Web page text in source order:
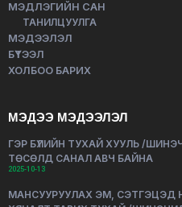
МЭДЛЭГИЙН САН
ТАНИЛЦУУЛГА
МЭДЭЭЛЭЛ
БҮТЭЭЛ
ХОЛБОО БАРИХ
МЭДЭЭ МЭДЭЭЛЭЛ
ГЭР БҮЛИЙН ТУХАЙ ХУУЛЬ /
ТӨСӨЛД САНАЛ АВЧ БАЙНА
2025-10-13
МАНСУУРУУЛАХ ЭМ,